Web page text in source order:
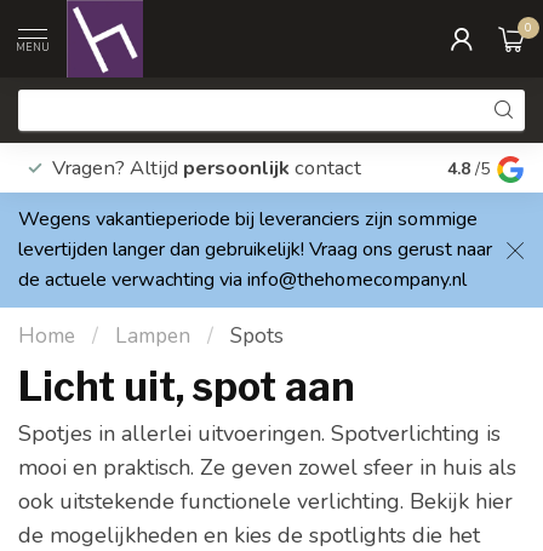
MENU
0
Vragen? Altijd persoonlijk contact Elke dag
4.8 /5
Wegens vakantieperiode bij leveranciers zijn sommige
levertijden langer dan gebruikelijk! Vraag ons gerust naar
de actuele verwachting via info@thehomecompany.nl
Home / Lampen / Spots
Licht uit, spot aan
Spotjes in allerlei uitvoeringen. Spotverlichting is
mooi en praktisch. Ze geven zowel sfeer in huis als
ook uitstekende functionele verlichting. Bekijk hier
de mogelijkheden en kies de spotlights die het